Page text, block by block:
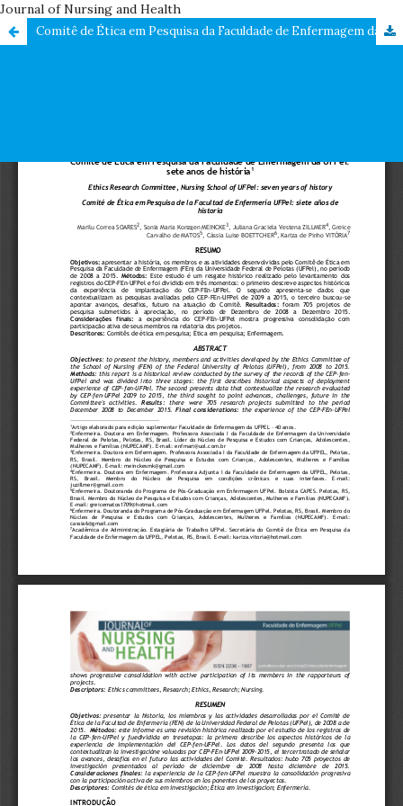
Journal of Nursing and Health
Comitê de Ética em Pesquisa da Faculdade de Enfermagem da UFPel: sete anos de história